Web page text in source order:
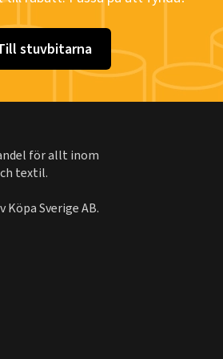
stuvbitarna
för allt inom
textil.
Köpa Sverige AB.